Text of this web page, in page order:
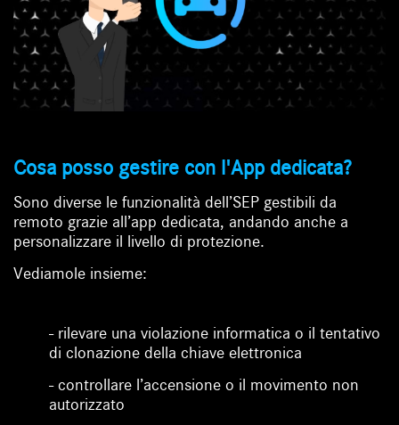
Cosa posso gestire con l'App dedicata?
Sono diverse le funzionalità dell’SEP gestibili da
remoto grazie all’app dedicata, andando anche a
personalizzare il livello di protezione.
Vediamole insieme:
- rilevare una violazione informatica o il tentativo
di clonazione della chiave elettronica
- controllare l’accensione o il movimento non
autorizzato